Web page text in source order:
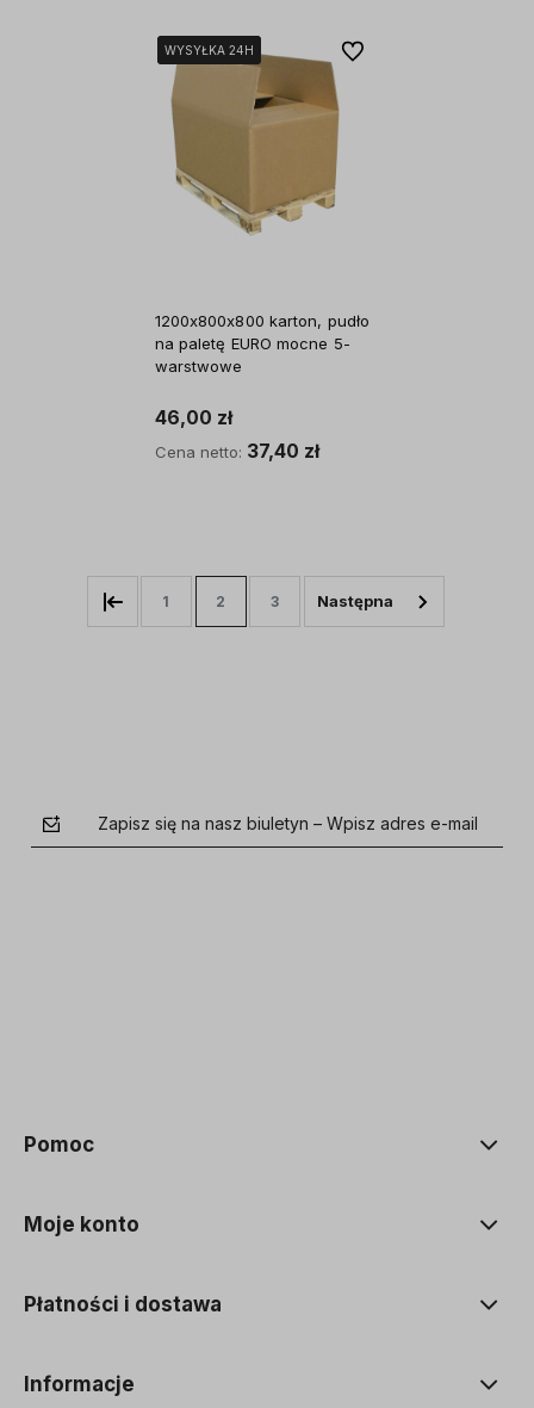
WYSYŁKA 24H
WYSYŁKA 24H
WYSYŁKA 24H
1200x800x800 karton, pudło
na paletę EURO mocne 5-
warstwowe
46,00 zł
Cena netto: 37,40 zł
Do ulubionych
1 2 3
Zapisz się na nasz biuletyn – Wpisz adres e-mail
Pomoc
Moje konto
Płatności i dostawa
Informacje